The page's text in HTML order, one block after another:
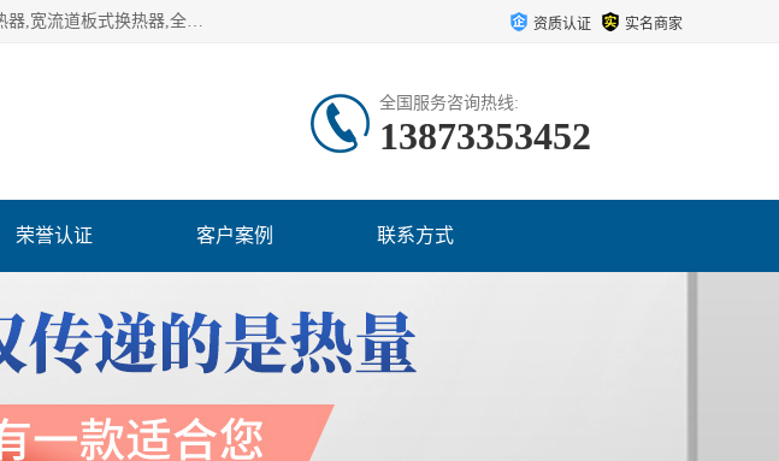
湖南欧力德换热实业有限公司生产换热设备,板式换热器,板式热交换器,板式换热器机组,卫生级板式换热器,宽流道板式换热器,全焊接板式换热器,钎焊板式换热器,钛材板式换热器,容积式换热器,盘管换热,不锈钢水箱,定压补水机组,变频供水机组等,用户覆盖：湖南、湖北、广西、广东、海南、云南、贵州等全国各地。 资质认证 实名商家
全国服务咨询热线:
13873353452
荣誉认证 客户案例 联系方式